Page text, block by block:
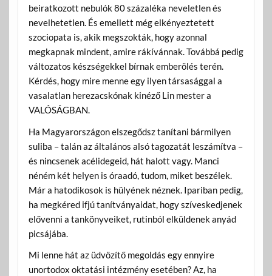
beiratkozott nebulók 80 százaléka neveletlen és
nevelhetetlen. És emellett még elkényeztetett
szociopata is, akik megszokták, hogy azonnal
megkapnak mindent, amire rákívánnak. Továbbá pedig
változatos készségekkel bírnak emberölés terén.
Kérdés, hogy mire menne egy ilyen társasággal a
vasalatlan herezacskónak kinéző Lin mester a
VALÓSÁGBAN.
Ha Magyarországon elszegődsz tanítani bármilyen
suliba – talán az általános alsó tagozatát leszámítva –
és nincsenek acélidegeid, hát halott vagy. Manci
néném két helyen is óraadó, tudom, miket beszélek.
Már a hatodikosok is hülyének néznek. Ipariban pedig,
ha megkéred ifjú tanítványaidat, hogy szíveskedjenek
elővenni a tankönyveiket, rutinból elküldenek anyád
picsájába.
Mi lenne hát az üdvözítő megoldás egy ennyire
unortodox oktatási intézmény esetében? Az, ha